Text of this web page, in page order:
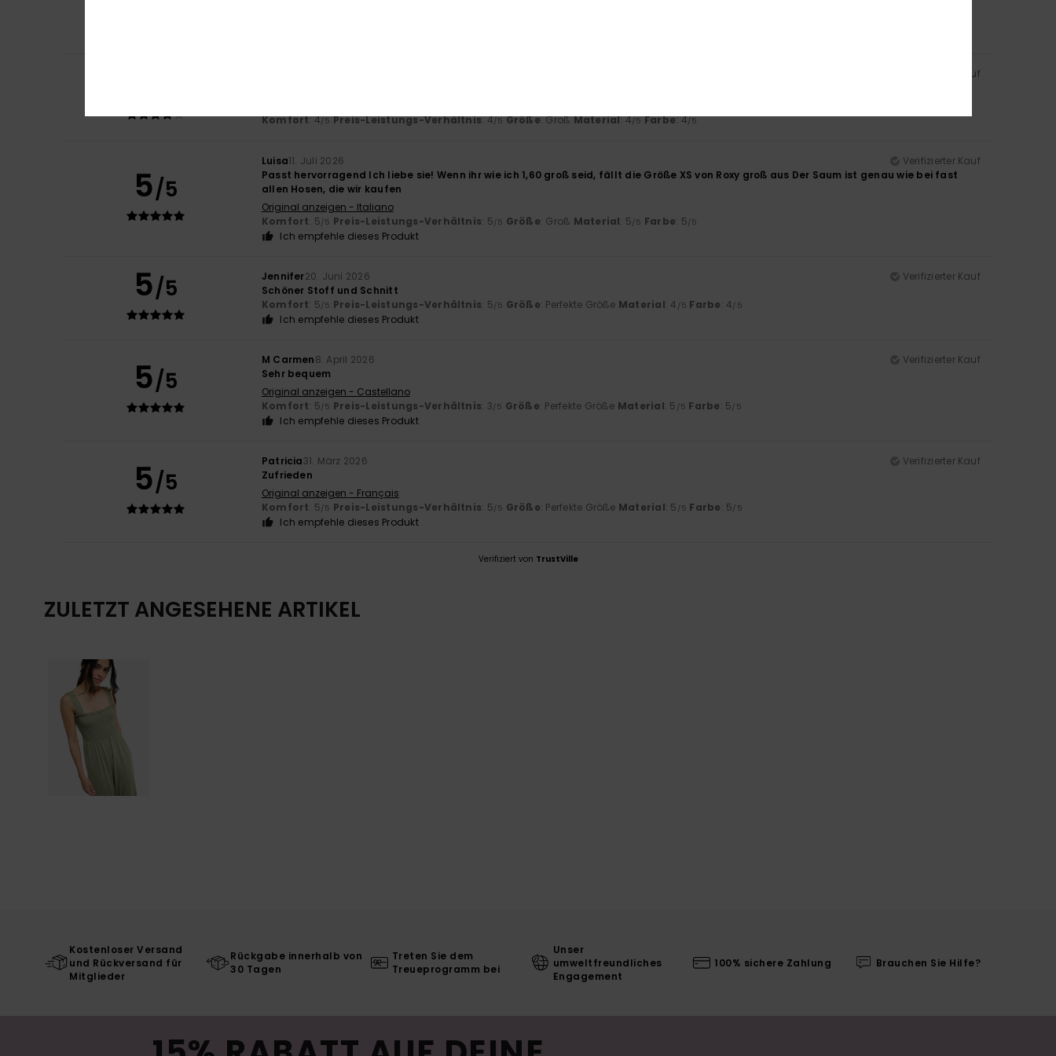
Verifizierter Kauf
Komfort: 4/5 Preis-Leistungs-Verhältnis: 4/5 Größe: GroßMaterial: 4/5 Farbe: 4/5
5/5
Luisa11. Juli 2026
Verifizierter Kauf
Passt hervorragend Ich liebe sie! Wenn ihr wie ich 1,60 groß seid, fällt die Größe XS von Roxy groß aus Der Saum ist genau wie bei fast
allen Hosen, die wir kaufen
Original anzeigen - Italiano
Komfort: 5/5 Preis-Leistungs-Verhältnis: 5/5 Größe: Groß Material: 5/5 Farbe: 5/5
Ich empfehle dieses Produkt
5/5 Jennifer20. Juni 2026
Verifizierter Kauf
Schöner Stoff und Schnitt
Komfort: 5/5 Preis-Leistungs-Verhältnis: 5/5 Größe: Perfekte Größe Material: 4 /5 Farbe: 4/5
Ich empfehle dieses Produkt
5/5
M Carmen8. April 2026
Verifizierter Kauf
Sehr bequem
Original anzeigen - Castellano
Komfort: 5/5 Preis-Leistungs-Verhältnis: 3/5 Größe: Perfekte Größe Material: 5 /5 Farbe: 5/5
Ich empfehle dieses Produkt
5/5
Patricia31. März 2026
Verifizierter Kauf
Zufrieden
Original anzeigen - Français
Komfort: 5/5 Preis-Leistungs-Verhältnis: 5/5 Größe: Perfekte Größe Material: 5 /5 Farbe: 5/5
Ich empfehle dieses Produkt
Verifiziert von TrustVille
ZULETZT ANGESEHENE ARTIKEL
Kostenloser Versand
und Rückversand für
Mitglieder
Rückgabe innerhalb von
30 Tagen
Treten Sie dem
Treueprogramm bei
Unser
umweltfreundliches
Engagement
100% sichere Zahlung Brauchen Sie Hilfe?